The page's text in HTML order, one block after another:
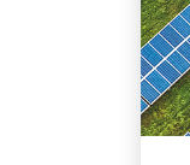
degli attuatori